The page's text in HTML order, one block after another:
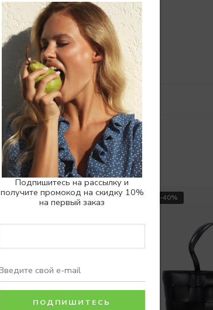
Подпишитесь на рассылку и
получите промокод на скидку 10%
на первый заказ
Похожие товары
-21% -40%